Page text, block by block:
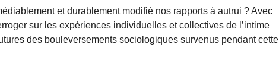
et durablement modifié nos rapports à autrui ? Avec
sur les expériences individuelles et collectives de l’intime
des bouleversements sociologiques survenus pendant cette